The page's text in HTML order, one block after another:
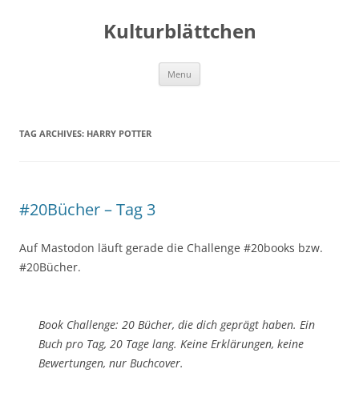
Kulturblättchen
Menu
TAG ARCHIVES: HARRY POTTER
#20Bücher – Tag 3
Auf Mastodon läuft gerade die Challenge #20books bzw.
#20Bücher.
Book Challenge: 20 Bücher, die dich geprägt haben. Ein
Buch pro Tag, 20 Tage lang. Keine Erklärungen, keine
Bewertungen, nur Buchcover.